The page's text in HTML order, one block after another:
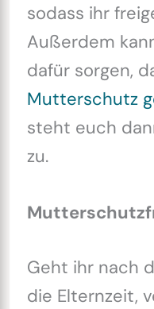
sodass ihr
Außerdem
dafür sorgen,
Mutterschutz
steht euch
zu.
Geht ihr nach
die Elternzeit,